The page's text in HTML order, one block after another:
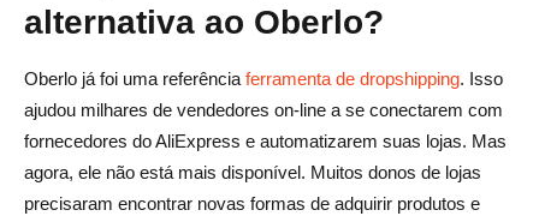
Há alguma alternativa gratuita ao Oberlo?
Qual é a melhor ferramenta de dropshipping para
iniciantes?
Qual plataforma é melhor para o dropshipping de
impressão sob demanda?
alternativa ao Oberlo?
Oberlo já foi uma referência ferramenta de dropshipping. Isso
ajudou milhares de vendedores on-line a se conectarem com
fornecedores do AliExpress e automatizarem suas lojas. Mas
agora, ele não está mais disponível. Muitos donos de lojas
precisaram encontrar novas formas de adquirir produtos e